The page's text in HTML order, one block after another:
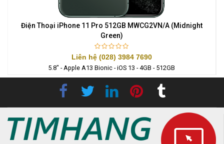
Điện Thoại iPhone 11 Pro 512GB MWCG2VN/A (Midnight
Green)
Liên hệ (028) 3984 7690
5.8" - Apple A13 Bionic - iOS 13 - 4GB - 512GB